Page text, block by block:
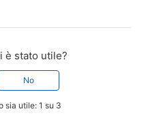
è stato utile?
No
sia utile: 1 su 3